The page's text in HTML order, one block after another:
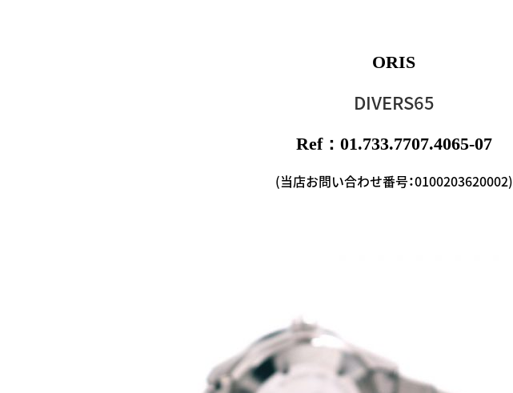
ORIS
DIVERS65
Ref：01.733.7707.4065-07
(当店お問い合わせ番号：0100203620002)